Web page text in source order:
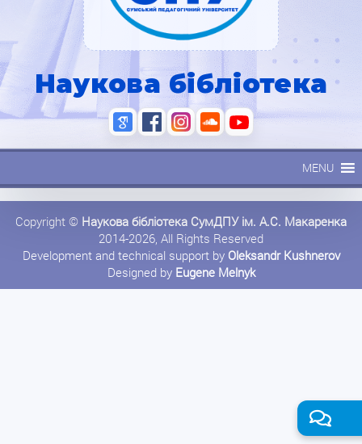
Наукова бібліотека
MENU
Copyright © Наукова бібліотека СумДПУ ім. А.С. Макаренка
2014-2026, All Rights Reserved
Development and technical support by Oleksandr Kushnerov
Designed by Eugene Melnyk